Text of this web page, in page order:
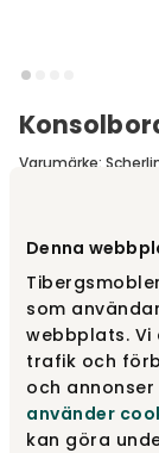
Denna
som
webbplats.
trafik och
och
använder
kan göra
Varumärke:
Ett
Två